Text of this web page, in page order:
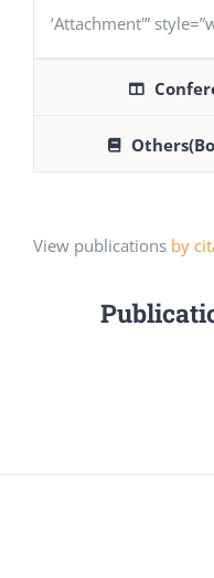
‘Attachment'”
View publications by